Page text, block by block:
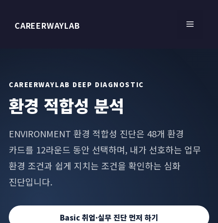
CAREERWAYLAB 메
CAREERWAYLAB DEEP DIAGNOSTIC
환경 적합성 분석
ENVIRONMENT 환경 적합성 진단은 48개 환경
카드를 12라운드 동안 선택하며, 내가 선호하는 업무
환경 조건과 쉽게 지치는 조건을 확인하는 심화
진단입니다.
Basic 취업·실무 진단 먼저 하기